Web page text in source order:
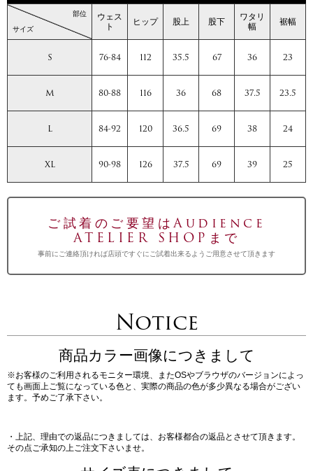
サイズ
部位 ウェス
ト ヒップ 股上 股下 ワタリ
幅 裾幅
S 76-84 112 35.5 67 36 23
M 80-88 116 36 68 37.5 23.5
L 84-92 120 36.5 69 38 24
XL 90-98 126 37.5 69 39 25
ご試着のご要望はAudience
ATELIER SHOPまで
事前にご連絡頂ければ店頭ですぐにご試着出来るようご用意させて頂きます
Notice
商品カラー画像につきまして
※お客様のご利用されるモニター環境、またOSやブラウザのバージョンによっ
ても画面上ご覧になっている色と、実際の商品の色が多少異なる場合がござい
ます。予めご了承下さい。
・上記、理由での返品につきましては、お客様都合の返品とさせて頂きます。
その点ご承知の上ご注文下さいませ。